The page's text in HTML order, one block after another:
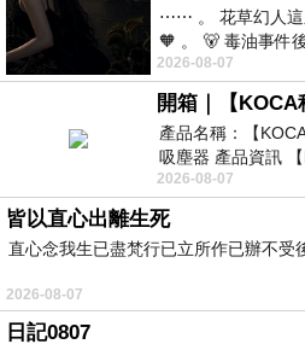
⋯⋯ 。 花草幻人這
🧡 。 🐻 毒油事件
前天購買了我之前
2026-08-07
產品名稱：【
吸塵器 產品資訊
線手持吸塵器評語
2026-08-07
皆以直心出離生死
直心念我生已盡梵行已立所作已辦不受
2026-08-07
日記0807